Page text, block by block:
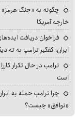
چگونه به «جنگ هرمز»
خارجه آمریکا
فراخوان دریافت
ایران؛ کفگیر ترامپ به ته
ترامپ در حال تکرار
است
چرا ترامپ حمله به
«توافق» چیست؟